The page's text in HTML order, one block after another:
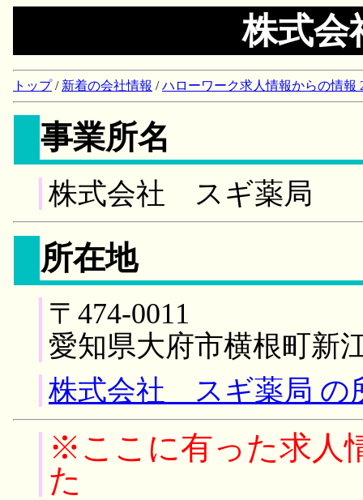
株式
トップ/ 新着の会社情報 /ハローワーク求人情報からの情報
事業所名
株式会社 スギ薬局
所在地
〒474-0011
愛知県大府市横根町新
株式会社 スギ薬局 の
※ここに有った求人
た